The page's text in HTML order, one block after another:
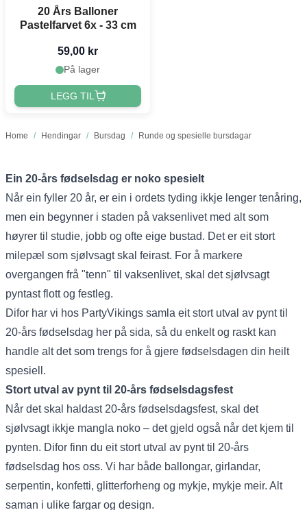
Home / Hendingar / Bursdag / Runde og spesielle bursdagar
20 Års Balloner
Pastelfarvet 6x - 33 cm
59,00 kr
På lager
LEGG TIL
Ein 20-års fødselsdag er noko spesielt
Når ein fyller 20 år, er ein i ordets tyding ikkje lenger tenåring,
men ein begynner i staden på vaksenlivet med alt som
høyrer til studie, jobb og ofte eige bustad. Det er eit stort
milepæl som sjølvsagt skal feirast. For å markere
overgangen frå "tenn" til vaksenlivet, skal det sjølvsagt
pyntast flott og festleg.
Difor har vi hos PartyVikings samla eit stort utval av pynt til
20-års fødselsdag her på sida, så du enkelt og raskt kan
handle alt det som trengs for å gjere fødselsdagen din heilt
spesiell.
Stort utval av pynt til 20-års fødselsdagsfest
Når det skal haldast 20-års fødselsdagsfest, skal det
sjølvsagt ikkje mangla noko – det gjeld også når det kjem til
pynten. Difor finn du eit stort utval av pynt til 20-års
fødselsdag hos oss. Vi har både ballongar, girlandar,
serpentin, konfetti, glitterforheng og mykje, mykje meir. Alt
saman i ulike fargar og design.